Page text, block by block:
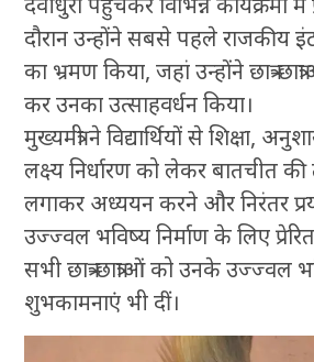
दौरान उन्होंने सबसे पहले राजकीय
का भ्रमण किया, जहां उन्होंने छात्र-
कर उनका उत्साहवर्धन किया।
मुख्यमंत्री ने विद्यार्थियों से शिक्षा,
लक्ष्य निर्धारण को लेकर बातचीत
लगाकर अध्ययन करने और निरंतर
उज्ज्वल भविष्य निर्माण के लिए
सभी छात्र-छात्राओं को उनके उज्ज्वल
शुभकामनाएं भी दीं।